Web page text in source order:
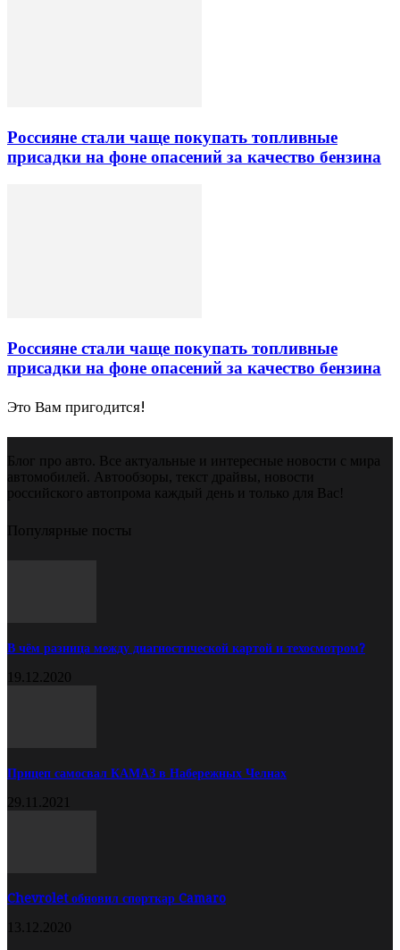
Россияне стали чаще покупать топливные
присадки на фоне опасений за качество бензина
Россияне стали чаще покупать топливные
присадки на фоне опасений за качество бензина
Это Вам пригодится!
Блог про авто. Все актуальные и интересные новости с мира
автомобилей. Автообзоры, текст драйвы, новости
российского автопрома каждый день и только для Вас!
Популярные посты
В чём разница между диагностической картой и техосмотром?
19.12.2020
Прицеп самосвал КАМАЗ в Набережных Челнах
29.11.2021
Chevrolet обновил спорткар Camaro
13.12.2020